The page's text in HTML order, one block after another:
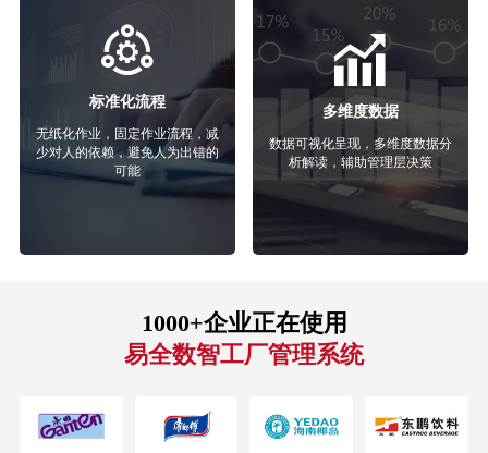
标准化流程
无纸化作业，固定作业流程，减
少对人的依赖，避免人为出错的
可能
多维度数据
数据可视化呈现，多维度数据分
析解读，辅助管理层决策
1000+企业正在使用
易全数智工厂管理系统